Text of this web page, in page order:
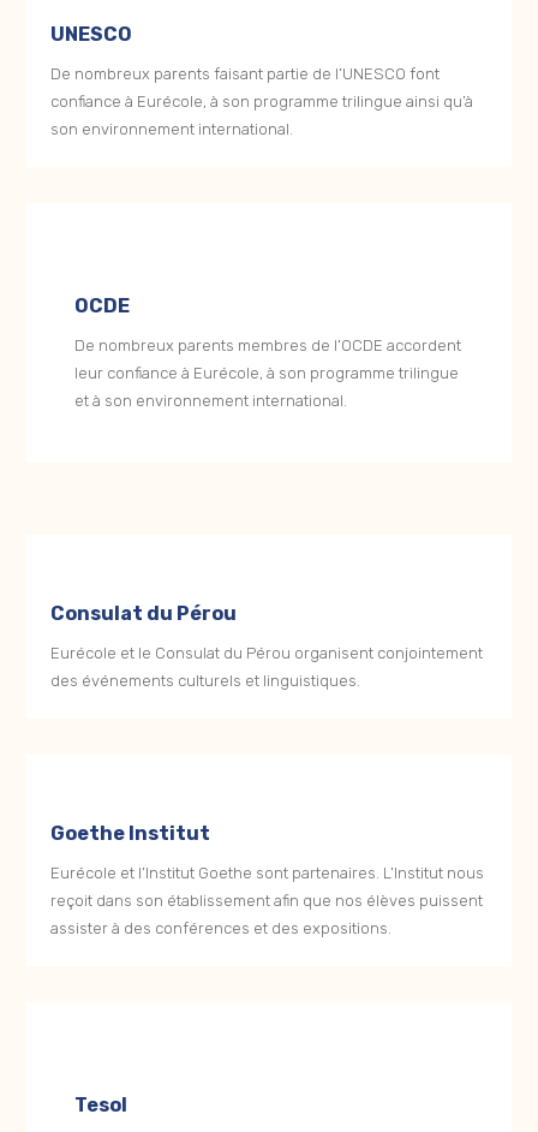
UNESCO
De nombreux parents faisant partie de l’UNESCO font
confiance à Eurécole, à son programme trilingue ainsi qu’à
son environnement international.
OCDE
De nombreux parents membres de l’OCDE accordent
leur confiance à Eurécole, à son programme trilingue
et à son environnement international.
Consulat du Pérou
Eurécole et le Consulat du Pérou organisent conjointement
des événements culturels et linguistiques.
Goethe Institut
Eurécole et l’Institut Goethe sont partenaires. L’Institut nous
reçoit dans son établissement afin que nos élèves puissent
assister à des conférences et des expositions.
Tesol